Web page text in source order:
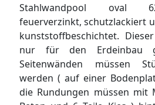
Stahlwandpool oval
feuerverzinkt, schutzlackiert
kunststoffbeschichtet.
nur für den Erdeinbau
Seitenwänden müssen
werden ( auf einer
die Rundungen müssen mit